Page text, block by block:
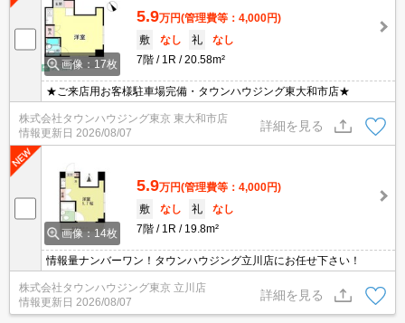
画像：17枚
5.9万円(管理費等：4,000円)
敷
なし 礼
なし
7階
1R 20.58m²
★ご来店用お客様駐車場完備・タウンハウジング東大和市店★
株式会社タウンハウジング東京 東大和市店
情報更新日 2026/08/07
詳細を見る
画像：14枚
5.9万円(管理費等：4,000円)
敷
なし 礼
なし
7階
1R 19.8m²
情報量ナンバーワン！タウンハウジング立川店にお任せ下さい！
株式会社タウンハウジング東京 立川店
情報更新日 2026/08/07
詳細を見る